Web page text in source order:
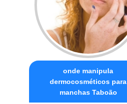
onde manipula
dermocosméticos para
manchas Taboão